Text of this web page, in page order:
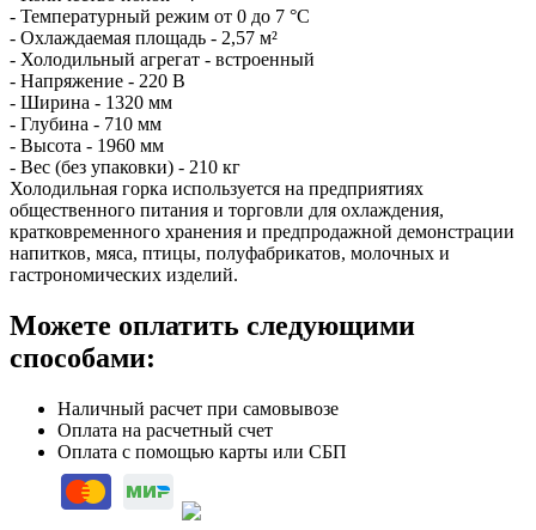
- Температурный режим от 0 до 7 °C
- Охлаждаемая площадь - 2,57 м²
- Холодильный агрегат - встроенный
- Напряжение - 220 В
- Ширина - 1320 мм
- Глубина - 710 мм
- Высота - 1960 мм
- Вес (без упаковки) - 210 кг
Холодильная горка используется на предприятиях
общественного питания и торговли для охлаждения,
кратковременного хранения и предпродажной демонстрации
напитков, мяса, птицы, полуфабрикатов, молочных и
гастрономических изделий.
Можете оплатить следующими
способами:
Наличный расчет при самовывозе
Оплата на расчетный счет
Оплата с помощью карты или СБП